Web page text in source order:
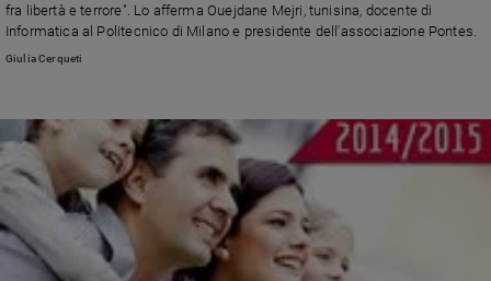
fra libertà e terrore". Lo afferma Ouejdane Mejri, tunisina, docente di
Informatica al Politecnico di Milano e presidente dell'associazione Pontes.
Giulia Cerqueti